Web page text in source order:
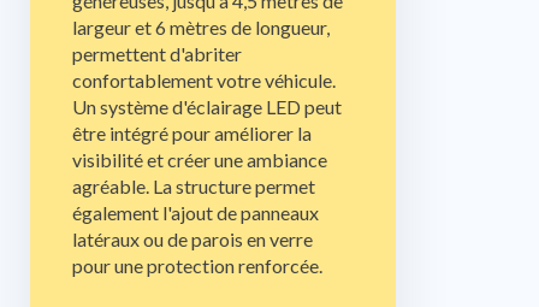
largeur et 6 mètres de longueur,
permettent d'abriter
confortablement votre véhicule.
Un système d'éclairage LED peut
être intégré pour améliorer la
visibilité et créer une ambiance
agréable. La structure permet
également l'ajout de panneaux
latéraux ou de parois en verre
pour une protection renforcée.